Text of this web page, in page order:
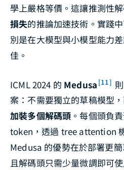
學上嚴格等價。這讓推測性
損失的推論加速技術。實踐
別是在大模型與小模型能力
佳。
ICML 2024 的 Medusa [11]
案：不需要獨立的草稿模型
加裝多個解碼頭 。每個頭負
token，透過 tree attention
Medusa 的優勢在於部署更
且解碼頭只需少量微調即可使